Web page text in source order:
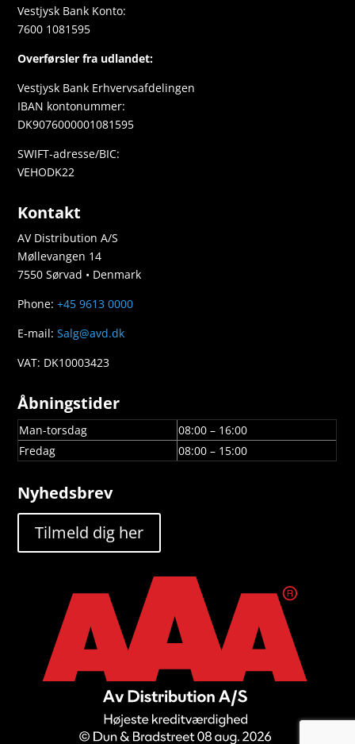
Vestjysk Bank Konto:
7600 1081595
Overførsler fra udlandet:
Vestjysk Bank Erhvervsafdelingen
IBAN kontonummer:
DK9076000001081595
SWIFT-adresse/BIC:
VEHODK22
Kontakt
AV Distribution A/S
Møllevangen 14
7550 Sørvad • Denmark
Phone:+45 9613 0000
E-mail:Salg@avd.dk
VAT: DK10003423
Åbningstider
Man-torsdag
08:00 – 16:00
Fredag
08:00 – 15:00
Nyhedsbrev
Tilmeld dig her